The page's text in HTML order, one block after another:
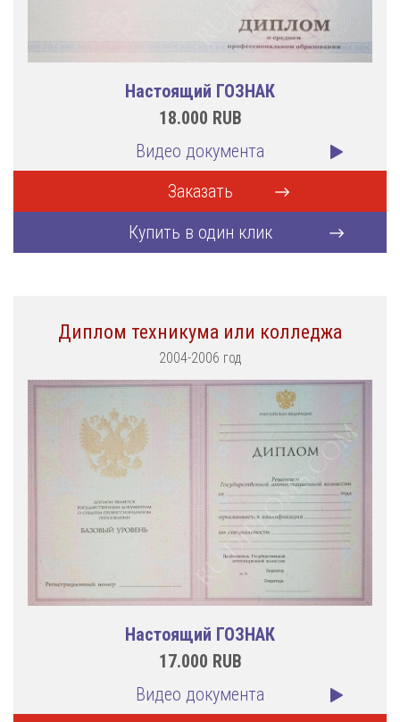
Настоящий ГОЗНАК
18.000 RUB
Видео документа
Заказать
Купить в один клик
Диплом техникума или колледжа
2004-2006 год
Настоящий ГОЗНАК
17.000 RUB
Видео документа